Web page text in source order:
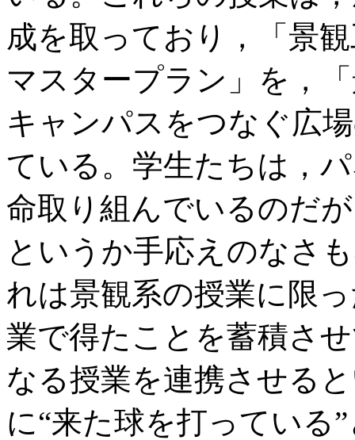
成を取っており，「景
マスタープラン」を，
キャンパスをつなぐ広
ている。学生たちは，
命取り組んでいるのだ
というか手応えのなさ
れは景観系の授業に限
業で得たことを蓄積さ
なる授業を連携させる
に“来た球を打っている